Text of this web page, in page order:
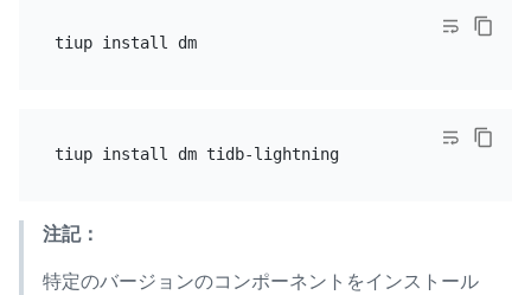
tiup install dm
tiup install dm tidb-lightning
注記：
特定のバージョンのコンポーネントをインストール